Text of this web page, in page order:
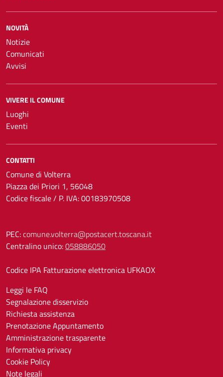
NOVITÀ
Notizie
Comunicati
Avvisi
VIVERE IL COMUNE
Luoghi
Eventi
CONTATTI
Comune di Volterra
Piazza dei Priori 1, 56048
Codice fiscale / P. IVA: 00183970508
PEC:comune.volterra@postacert.toscana.it
Centralino unico:058886050
Codice IPA Fatturazione elettronica UFKAOX
Leggi le FAQ
Segnalazione disservizio
Richiesta assistenza
Prenotazione Appuntamento
Amministrazione trasparente
Informativa privacy
Cookie Policy
Note legali